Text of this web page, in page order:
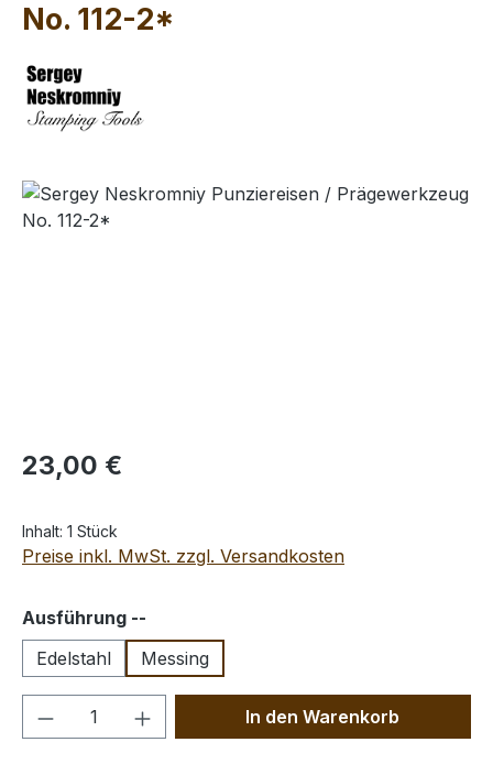
No. 112-2*
Bildergalerie überspringen
Regulärer Preis:
23,00 €
Inhalt: 1 Stück
Preise inkl. MwSt. zzgl. Versandkosten
Ausführung --
Edelstahl
Messing
Produkt Anzahl: Gib denIn den Warenkorb